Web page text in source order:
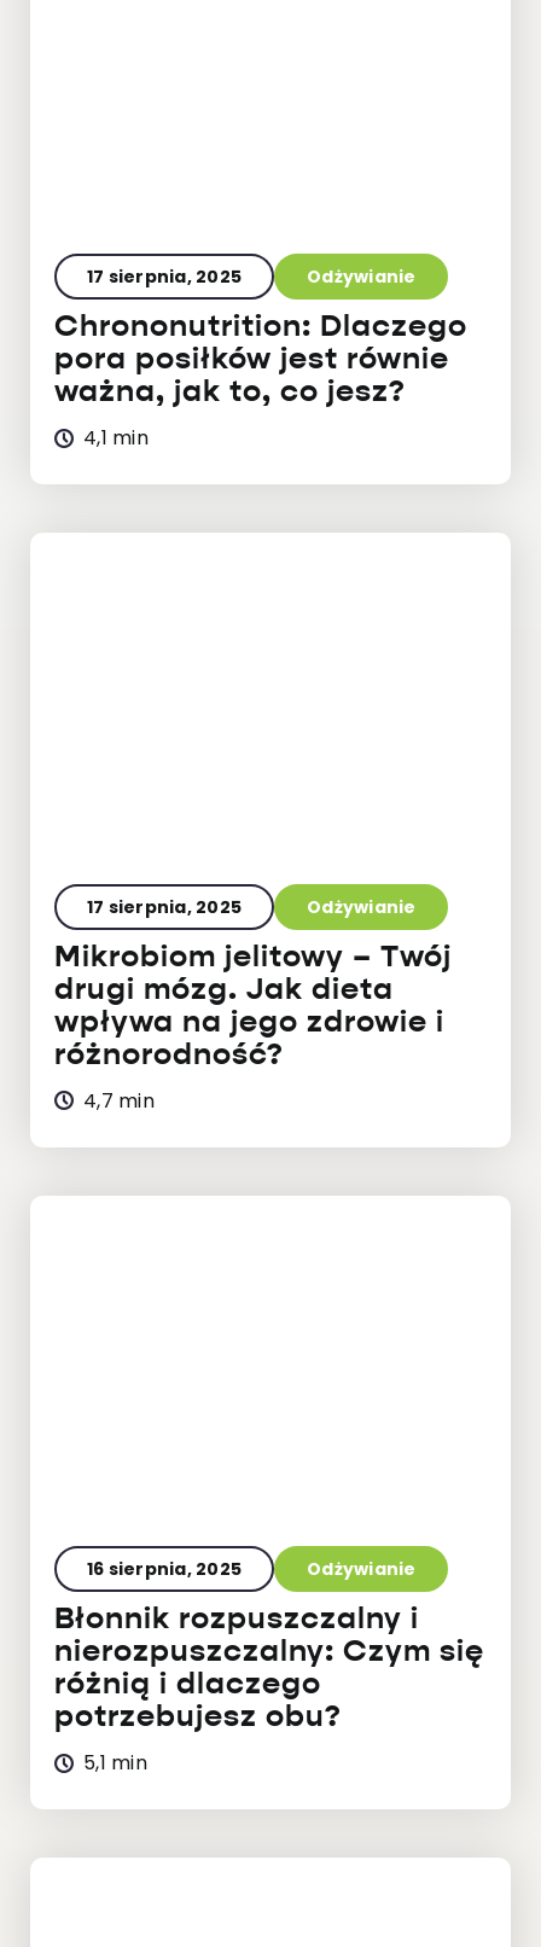
17 sierpnia, 2025 Odżywianie
Chrononutrition: Dlaczego
pora posiłków jest równie
ważna, jak to, co jesz?
4,1 min
17 sierpnia, 2025 Odżywianie
Mikrobiom jelitowy – Twój
drugi mózg. Jak dieta
wpływa na jego zdrowie i
różnorodność?
4,7 min
16 sierpnia, 2025 Odżywianie
Błonnik rozpuszczalny i
nierozpuszczalny: Czym się
różnią i dlaczego
potrzebujesz obu?
5,1 min